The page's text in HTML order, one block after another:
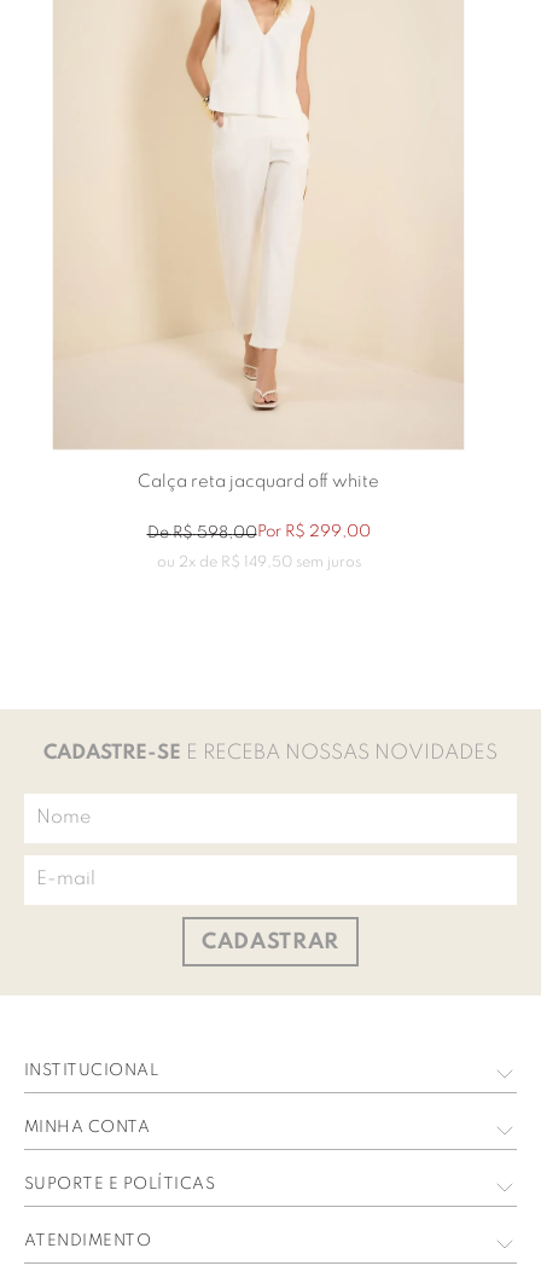
Calça reta jacquard off white
DeR$ 598,00Por R$ 299,00
ou 2x de R$ 149 50sem juros
CADASTRE-SE E RECEBA NOSSAS NOVIDADES
CADASTRAR
INSTITUCIONAL
Quem Somos
MINHA CONTA
Meus Dados
SUPORTE E POLÍTICAS
Política de privacidade
ATENDIMENTO